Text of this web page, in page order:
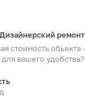
Дизайнерский ремонт
стоимость
вашего